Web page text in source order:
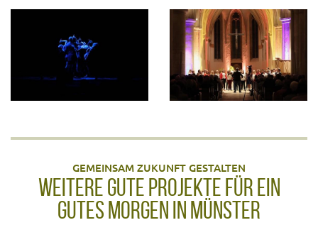
GEMEINSAM ZUKUNFT GESTALTEN
WEITERE GUTE PROJEKTE FÜR EIN
GUTES MORGEN IN MÜNSTER